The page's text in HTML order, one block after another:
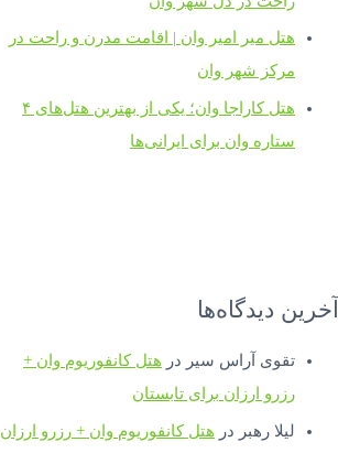
هتل میر امیر وان | اقامت مدرن و راحت در
مرکز شهر وان
هتل کاراجا وان؛ یکی از بهترین هتل‌های ۴
ستاره وان برای ایرانی‌ها
آخرین دیدگاه‌ها
تقوی آراس سیر در هتل کانفوریوم وان +
رزرو ارزان برای تابستان
لیلا رهبر در هتل کانفوریوم وان + رزرو ارزان